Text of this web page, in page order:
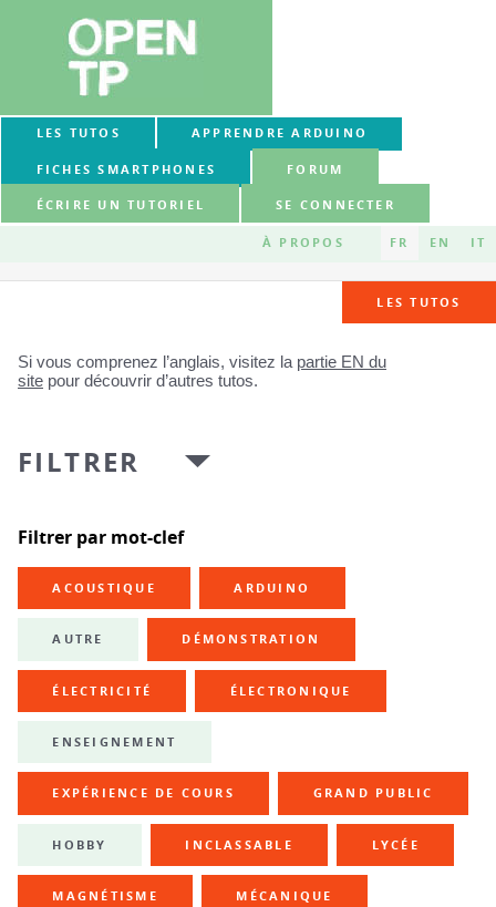
LES TUTOS APPRENDRE ARDUINO
FICHES SMARTPHONES FORUM
ÉCRIRE UN TUTORIEL SE CONNECTER
À PROPOS FR EN IT
LES TUTOS
Si vous comprenez l’anglais, visitez la partie EN du
site pour découvrir d’autres tutos.
FILTRER
Filtrer par mot-clef
ACOUSTIQUE ARDUINO
AUTRE DÉMONSTRATION
ÉLECTRICITÉ ÉLECTRONIQUE
ENSEIGNEMENT
EXPÉRIENCE DE COURS GRAND PUBLIC
HOBBY INCLASSABLE LYCÉE
MAGNÉTISME MÉCANIQUE